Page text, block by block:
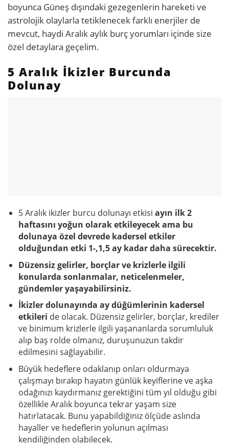
boyunca Güneş dışındaki gezegenlerin hareketi ve
astrolojik olaylarla tetiklenecek farklı enerjiler de
mevcut, haydi Aralık aylık burç yorumları içinde size
özel detaylara geçelim.
5 Aralık İkizler Burcunda
Dolunay
5 Aralık ikizler burcu dolunayı etkisi ayın ilk 2
haftasını yoğun olarak etkileyecek ama bu
dolunaya özel devrede kadersel etkiler
olduğundan etki 1-,1,5 ay kadar daha sürecektir.
Düzensiz gelirler, borçlar ve krizlerle ilgili
konularda sonlanmalar, neticelenmeler,
gündemler yaşayabilirsiniz.
İkizler dolunayında ay düğümlerinin kadersel
etkileri de olacak. Düzensiz gelirler, borçlar, krediler
ve binimum krizlerle ilgili yaşananlarda sorumluluk
alıp baş rolde olmanız, duruşunuzun takdir
edilmesini sağlayabilir.
Büyük hedeflere odaklanıp onları oldurmaya
çalışmayı bırakıp hayatın günlük keyiflerine ve aşka
odağınızı kaydırmanız gerektiğini tüm yıl olduğu gibi
özellikle Aralık boyunca tekrar yaşam size
hatırlatacak. Bunu yapabildiğiniz ölçüde aslında
hayaller ve hedeflerin yolunun açılması
kendiliğinden olabilecek.